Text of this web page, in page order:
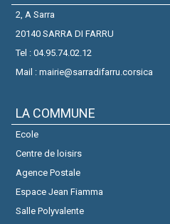
2, A Sarra
20140 SARRA DI FARRU
Tel : 04.95.74.02.12
Mail : mairie@sarradifarru.corsica
LA COMMUNE
Ecole
Centre de loisirs
Agence Postale
Espace Jean Fiamma
Salle Polyvalente